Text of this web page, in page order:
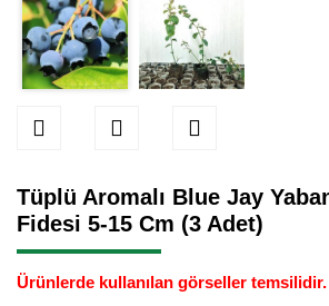
Tüplü Aromalı Blue Jay
Fidesi 5-15 Cm (3 Adet)
Ürünlerde kullanılan görseller temsilidir.
Dut Fidanı
Elma Fidanı
Fidan Anaçları ve Aşı Kalemleri
Fındık Fidanı